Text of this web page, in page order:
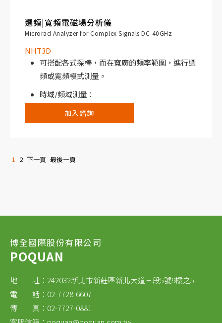
選頻|寬頻電磁場分析儀
Microrad Analyzer for Complex Signals DC-40GHz
NHT3D
可搭配各式探棒，而在寬廣的頻率範圍，進行選
頻或寬頻模式測量。
時域/頻域測量：
選頻模式：0Hz～400kHz。
寬頻模式：100kHz～40GHz。
模式）。
加入諮詢
1 2 下一頁 最後一頁
博全國際股份有限公司
POQUAN
地 址：242032新北市新莊區新北大道三段5號9樓之5
電 話：02-7728-6607
傳 真：02-7727-0881